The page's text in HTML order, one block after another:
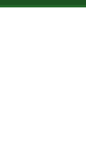
Skip to main content